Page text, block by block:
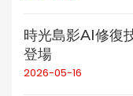
時光島影AI修復
登場
2026-05-16